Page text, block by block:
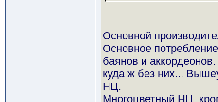
Основной
Основное
баянов и
куда ж без них...
НЦ.
Многоцветный НЦ,